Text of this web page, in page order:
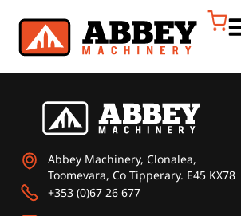
Abbey Machinery, Clonalea,
Toomevara, Co Tipperary. E45 KX78
+353 (0)67 26 677